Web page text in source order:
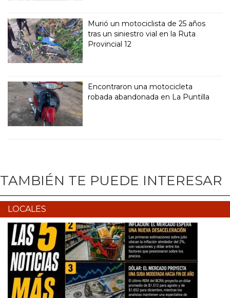
Murió un motociclista de 25 años
tras un siniestro vial en la Ruta
Provincial 12
Encontraron una motocicleta
robada abandonada en La Puntilla
TAMBIÉN TE PUEDE INTERESAR
LOCALES